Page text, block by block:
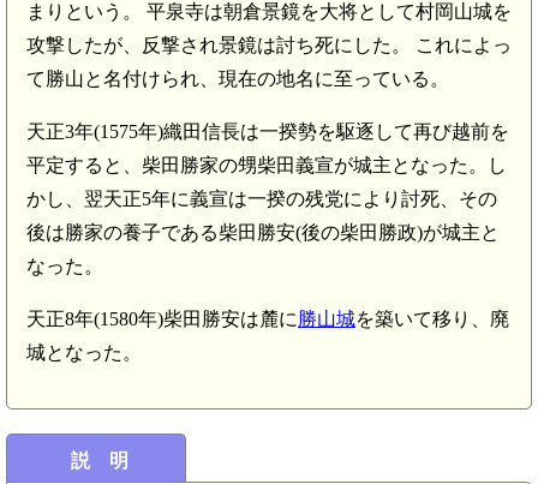
まりという。 平泉寺は朝倉景鏡を大将として村岡山城を
攻撃したが、反撃され景鏡は討ち死にした。 これによっ
て勝山と名付けられ、現在の地名に至っている。
天正3年(1575年)織田信長は一揆勢を駆逐して再び越前を
平定すると、柴田勝家の甥柴田義宣が城主となった。し
かし、翌天正5年に義宣は一揆の残党により討死、その
後は勝家の養子である柴田勝安(後の柴田勝政)が城主と
なった。
天正8年(1580年)柴田勝安は麓に勝山城を築いて移り、廃
城となった。
説 明